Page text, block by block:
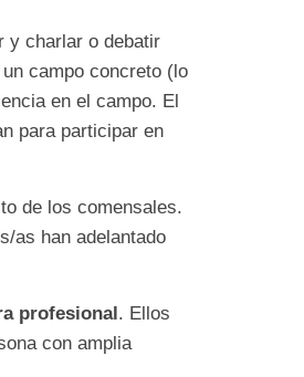
y charlar o debatir
campo concreto (lo
en el campo. El
para participar en
de los comensales.
as han adelantado
profesional. Ellos
con amplia